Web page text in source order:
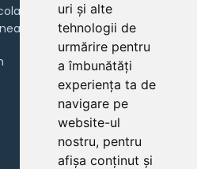
uri și alte
tehnologii de
urmărire pentru
a îmbunătăți
experiența ta de
navigare pe
website-ul
nostru, pentru
afișa conținut și
Roman este o unitate
Consiliului Judetean Neamt